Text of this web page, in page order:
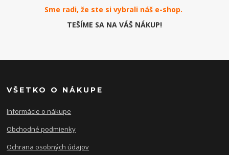
Sme radi, že ste si vybrali náš e-shop.
TEŠÍME SA NA VÁŠ NÁKUP!
VŠETKO O NÁKUPE
Informácie o nákupe
Obchodné podmienky
Ochrana osobných údajov